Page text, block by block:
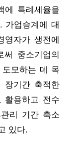
에 특례세율을
가업승계에 대
영자가 생전에
써 중소기업의
모하는 데 목
장기간 축적한
활용하고 전수
리 기간 축소
있다.